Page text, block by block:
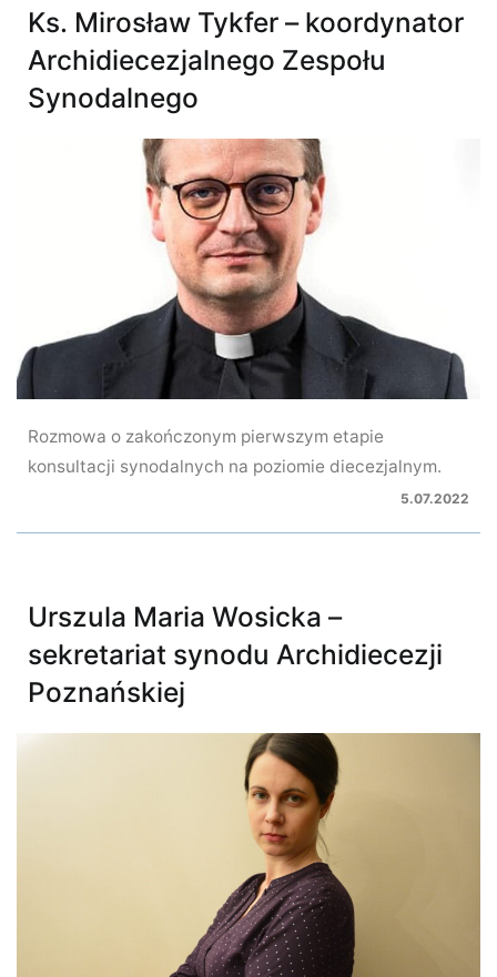
Ks. Mirosław Tykfer – koordynator
Archidiecezjalnego Zespołu
Synodalnego
Rozmowa o zakończonym pierwszym etapie
konsultacji synodalnych na poziomie diecezjalnym.
5.07.2022
Urszula Maria Wosicka –
sekretariat synodu Archidiecezji
Poznańskiej